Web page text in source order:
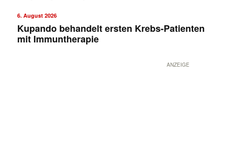
6. August 2026
Kupando behandelt ersten Krebs-Patienten
mit Immuntherapie
ANZEIGE